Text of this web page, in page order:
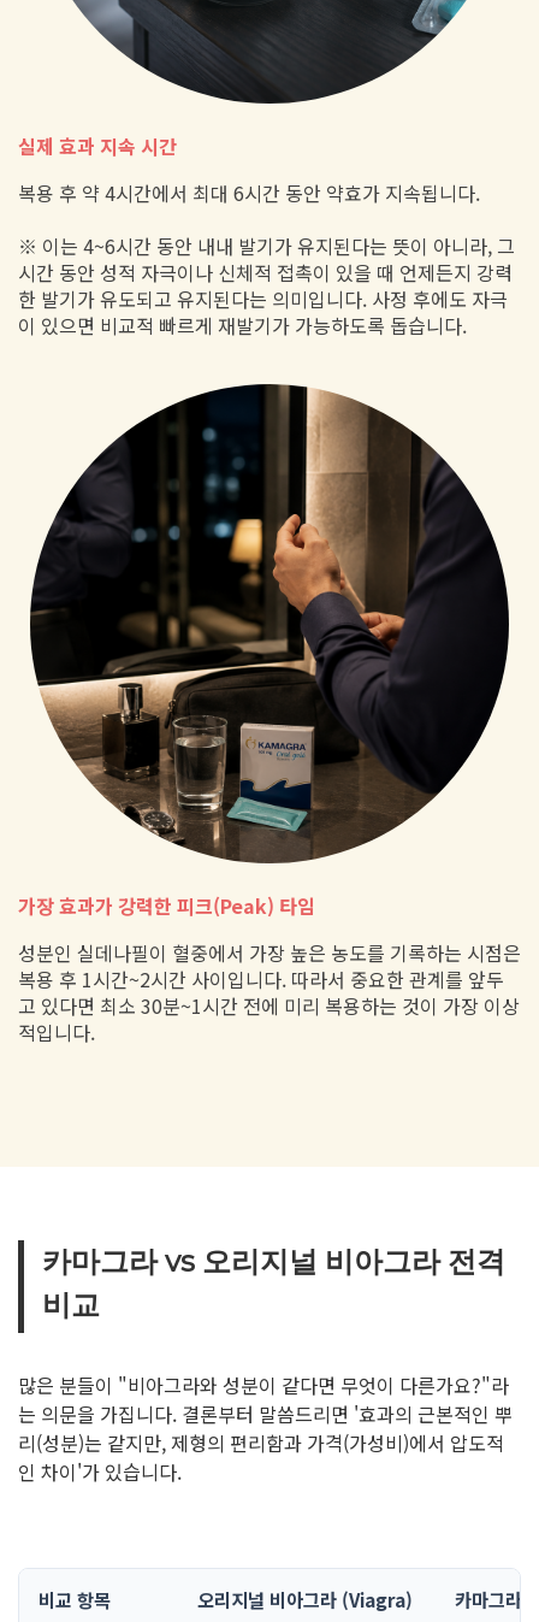
실제 효과 지속 시간
복용 후 약 4시간에서 최대 6시간 동안 약효가 지속됩니다.
※ 이는 4~6시간 동안 내내 발기가 유지된다는 뜻이 아니라, 그
시간 동안 성적 자극이나 신체적 접촉이 있을 때 언제든지 강력
한 발기가 유도되고 유지된다는 의미입니다. 사정 후에도 자극
이 있으면 비교적 빠르게 재발기가 가능하도록 돕습니다.
가장 효과가 강력한 피크(Peak) 타임
성분인 실데나필이 혈중에서 가장 높은 농도를 기록하는 시점은
복용 후 1시간~2시간 사이입니다. 따라서 중요한 관계를 앞두
고 있다면 최소 30분~1시간 전에 미리 복용하는 것이 가장 이상
적입니다.
카마그라 vs 오리지널 비아그라 전격
비교
많은 분들이 "비아그라와 성분이 같다면 무엇이 다른가요?"라
는 의문을 가집니다. 결론부터 말씀드리면 '효과의 근본적인 뿌
리(성분)는 같지만, 제형의 편리함과 가격(가성비)에서 압도적
인 차이'가 있습니다.
비교 항목 오리지널 비아그라 (Viagra) 카마그라